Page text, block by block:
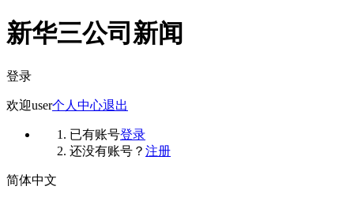
新华三公司新闻
登录
欢迎user个人中心退出
已有账号登录
还没有账号？ 注册
简体中文